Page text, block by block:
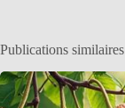
Publications similaires